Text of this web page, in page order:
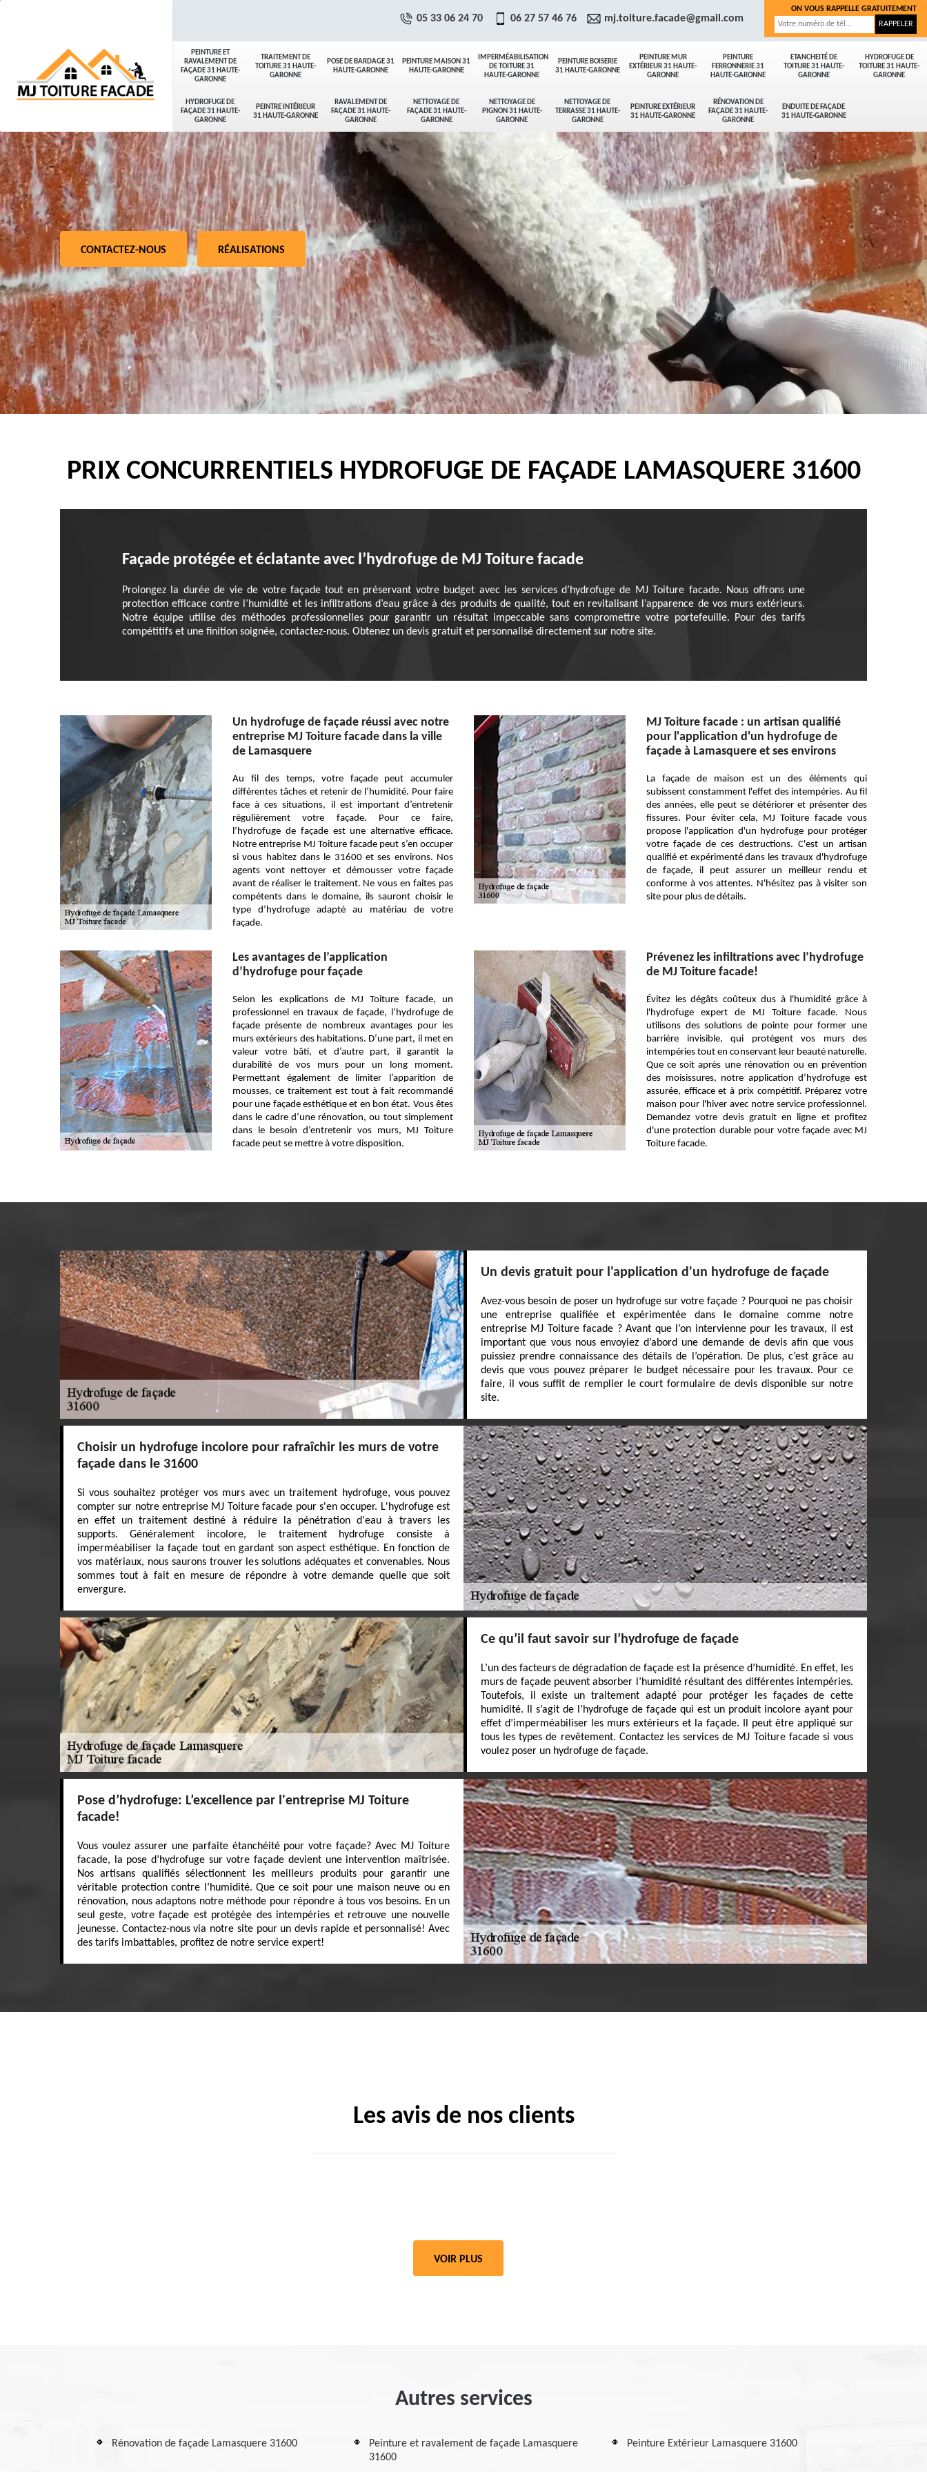
PEINTURE ET
RAVALEMENT DE
FAÇADE 31 HAUTE-
GARONNE
TRAITEMENT DE
TOITURE 31 HAUTE-
GARONNE
POSE DE BARDAGE 31
HAUTE-GARONNE
PEINTURE MAISON 31
HAUTE-GARONNE
IMPERMÉABILISATION
DE TOITURE 31
HAUTE-GARONNE
PEINTURE BOISERIE
31 HAUTE-GARONNE
PEINTURE MUR
EXTÉRIEUR 31 HAUTE-
GARONNE
PEINTURE
FERRONNERIE 31
HAUTE-GARONNE
ETANCHEITÉ DE
TOITURE 31 HAUTE-
GARONNE
HYDROFUGE DE
TOITURE 31 HAUTE-
GARONNE
HYDROFUGE DE
FAÇADE 31 HAUTE-
GARONNE
PEINTRE INTÉRIEUR
31 HAUTE-GARONNE
RAVALEMENT DE
FAÇADE 31 HAUTE-
GARONNE
NETTOYAGE DE
FAÇADE 31 HAUTE-
GARONNE
NETTOYAGE DE
PIGNON 31 HAUTE-
GARONNE
NETTOYAGE DE
TERRASSE 31 HAUTE-
GARONNE
PEINTURE EXTÉRIEUR
31 HAUTE-GARONNE
RÉNOVATION DE
FAÇADE 31 HAUTE-
GARONNE
ENDUITE DE FAÇADE
31 HAUTE-GARONNE
05 33 06 24 70 06 27 57 46 76 mj.toiture.facade@gmail.com
ON VOUS RAPPELLE GRATUITEMENT
CONTACTEZ-NOUS RÉALISATIONS
PRIX CONCURRENTIELS HYDROFUGE DE FAÇADE LAMASQUERE 31600
Façade protégée et éclatante avec l’hydrofuge de MJ Toiture facade
Prolongez la durée de vie de votre façade tout en préservant votre budget avec les services d’hydrofuge de MJ Toiture facade. Nous offrons une
protection efficace contre l’humidité et les infiltrations d’eau grâce à des produits de qualité, tout en revitalisant l’apparence de vos murs extérieurs.
Notre équipe utilise des méthodes professionnelles pour garantir un résultat impeccable sans compromettre votre portefeuille. Pour des tarifs
compétitifs et une finition soignée, contactez-nous. Obtenez un devis gratuit et personnalisé directement sur notre site.
Un hydrofuge de façade réussi avec notre
entreprise MJ Toiture facade dans la ville
de Lamasquere
Au fil des temps, votre façade peut accumuler
différentes tâches et retenir de l’humidité. Pour faire
face à ces situations, il est important d’entretenir
régulièrement votre façade. Pour ce faire,
l’hydrofuge de façade est une alternative efficace.
Notre entreprise MJ Toiture facade peut s’en occuper
si vous habitez dans le 31600 et ses environs. Nos
agents vont nettoyer et démousser votre façade
avant de réaliser le traitement. Ne vous en faites pas
compétents dans le domaine, ils sauront choisir le
type d’hydrofuge adapté au matériau de votre
façade.
MJ Toiture facade : un artisan qualifié
pour l'application d'un hydrofuge de
façade à Lamasquere et ses environs
La façade de maison est un des éléments qui
subissent constamment l'effet des intempéries. Au fil
des années, elle peut se détériorer et présenter des
fissures. Pour éviter cela, MJ Toiture facade vous
propose l'application d'un hydrofuge pour protéger
votre façade de ces destructions. C'est un artisan
qualifié et expérimenté dans les travaux d'hydrofuge
de façade, il peut assurer un meilleur rendu et
conforme à vos attentes. N'hésitez pas à visiter son
site pour plus de détails.
Les avantages de l’application
d’hydrofuge pour façade
Selon les explications de MJ Toiture facade, un
professionnel en travaux de façade, l’hydrofuge de
façade présente de nombreux avantages pour les
murs extérieurs des habitations. D’une part, il met en
valeur votre bâti, et d’autre part, il garantit la
durabilité de vos murs pour un long moment.
Permettant également de limiter l’apparition de
mousses, ce traitement est tout à fait recommandé
pour une façade esthétique et en bon état. Vous êtes
dans le cadre d’une rénovation, ou tout simplement
dans le besoin d’entretenir vos murs, MJ Toiture
facade peut se mettre à votre disposition.
Prévenez les infiltrations avec l’hydrofuge
de MJ Toiture facade!
Évitez les dégâts coûteux dus à l'humidité grâce à
l'hydrofuge expert de MJ Toiture facade. Nous
utilisons des solutions de pointe pour former une
barrière invisible, qui protègent vos murs des
intempéries tout en conservant leur beauté naturelle.
Que ce soit après une rénovation ou en prévention
des moisissures, notre application d’hydrofuge est
assurée, efficace et à prix compétitif. Préparez votre
maison pour l'hiver avec notre service professionnel.
Demandez votre devis gratuit en ligne et profitez
d'une protection durable pour votre façade avec MJ
Toiture facade.
Un devis gratuit pour l'application d'un hydrofuge de façade
Avez-vous besoin de poser un hydrofuge sur votre façade ? Pourquoi ne pas choisir
une entreprise qualifiée et expérimentée dans le domaine comme notre
entreprise MJ Toiture facade ? Avant que l’on intervienne pour les travaux, il est
important que vous nous envoyiez d’abord une demande de devis afin que vous
puissiez prendre connaissance des détails de l’opération. De plus, c’est grâce au
devis que vous pouvez préparer le budget nécessaire pour les travaux. Pour ce
faire, il vous suffit de remplier le court formulaire de devis disponible sur notre
site.
Choisir un hydrofuge incolore pour rafraîchir les murs de votre
façade dans le 31600
Si vous souhaitez protéger vos murs avec un traitement hydrofuge, vous pouvez
compter sur notre entreprise MJ Toiture facade pour s'en occuper. L'hydrofuge est
en effet un traitement destiné à réduire la pénétration d'eau à travers les
supports. Généralement incolore, le traitement hydrofuge consiste à
imperméabiliser la façade tout en gardant son aspect esthétique. En fonction de
vos matériaux, nous saurons trouver les solutions adéquates et convenables. Nous
sommes tout à fait en mesure de répondre à votre demande quelle que soit
envergure.
Ce qu’il faut savoir sur l’hydrofuge de façade
L’un des facteurs de dégradation de façade est la présence d’humidité. En effet, les
murs de façade peuvent absorber l’humidité résultant des différentes intempéries.
Toutefois, il existe un traitement adapté pour protéger les façades de cette
humidité. Il s’agit de l’hydrofuge de façade qui est un produit incolore ayant pour
effet d’imperméabiliser les murs extérieurs et la façade. Il peut être appliqué sur
tous les types de revêtement. Contactez les services de MJ Toiture facade si vous
voulez poser un hydrofuge de façade.
Pose d’hydrofuge: L’excellence par l'entreprise MJ Toiture
facade!
Vous voulez assurer une parfaite étanchéité pour votre façade? Avec MJ Toiture
facade, la pose d’hydrofuge sur votre façade devient une intervention maîtrisée.
Nos artisans qualifiés sélectionnent les meilleurs produits pour garantir une
véritable protection contre l’humidité. Que ce soit pour une maison neuve ou en
rénovation, nous adaptons notre méthode pour répondre à tous vos besoins. En un
seul geste, votre façade est protégée des intempéries et retrouve une nouvelle
jeunesse. Contactez-nous via notre site pour un devis rapide et personnalisé! Avec
des tarifs imbattables, profitez de notre service expert!
Les avis de nos clients
VOIR PLUS
Autres services
Rénovation de façade Lamasquere 31600
Peinture et ravalement de façade Lamasquere
31600
Peinture Extérieur Lamasquere 31600